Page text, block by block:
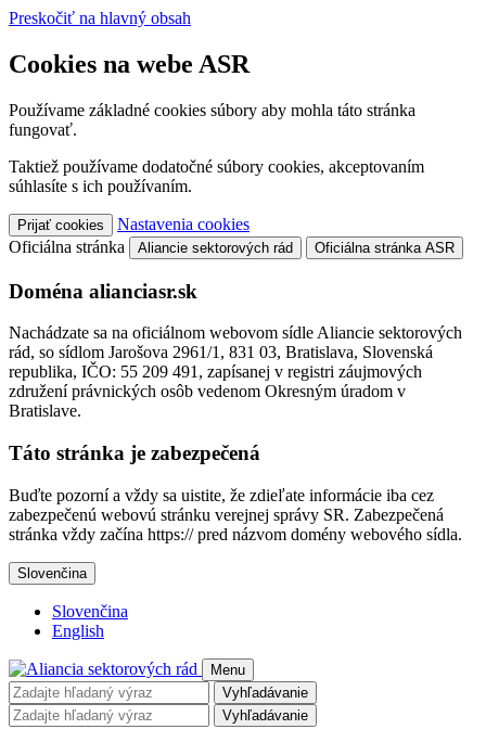
Preskočiť na hlavný obsah
Cookies na webe ASR
Používame základné cookies súbory aby mohla táto stránka
fungovať.
Taktiež používame dodatočné súbory cookies, akceptovaním
súhlasíte s ich používaním.
Prijať cookies
Nastavenia cookies
Oficiálna stránka
Aliancie sektorových rád Oficiálna stránka ASR
Doména alianciasr.sk
Nachádzate sa na oficiálnom webovom sídle Aliancie sektorových
rád, so sídlom Jarošova 2961/1, 831 03, Bratislava, Slovenská
republika, IČO: 55 209 491, zapísanej v registri záujmových
združení právnických osôb vedenom Okresným úradom v
Bratislave.
Táto stránka je zabezpečená
Buďte pozorní a vždy sa uistite, že zdieľate informácie iba cez
zabezpečenú webovú stránku verejnej správy SR. Zabezpečená
stránka vždy začína https:// pred názvom domény webového sídla.
Slovenčina
Slovenčina
English
Menu
Vyhľadávanie
Vyhľadávanie